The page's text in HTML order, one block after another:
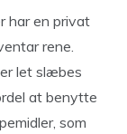
har en privat
rene.
let slæbes
at benytte
som